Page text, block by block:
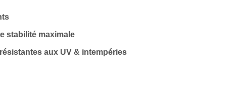
stabilité maximale
aux UV & intempéries